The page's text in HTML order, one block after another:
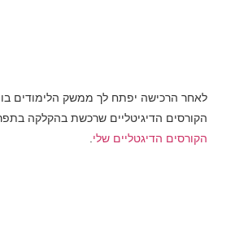
לאחר הרכישה יפתח לך ממשק הלימודים בו
הקורסים הדיגיטליים שרכשת בהקלקה
הקורסים הדיגטליים שלי